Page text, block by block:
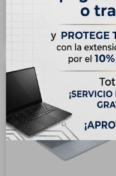
Hasta en 12 cuotas de
USD 95.42